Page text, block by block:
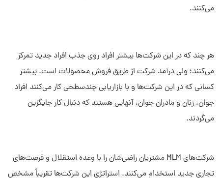
می‌کنند.
هر چند که در این شرکت‌ها بیشتر افراد روی جذب افراد جدید تمرکز
می‌کنند؛ ولی درآمد شرکت از طریق فروش محصولات است. بیشتر
کسانی که در این شرکت‌ها و با بازاریابی چندسطحی کار می‌کنند افراد
جوان، زنان و مادران جوان، آنهایی هستند که دنبال کار جایگزین
می‌گردند.
شرکت‌های MLM مشتریان راضی‌شان را با وعده استقلال و فرصت‌های
تجاری جدید استخدام می‌کنند. استراتژی این شرکت‌ها تقریباً مشخص